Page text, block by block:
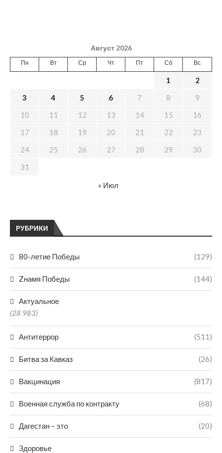
РУБРИКИ
80-летие Победы (129)
Zнамя Победы (144)
Актуальное
(28 983)
Антитеррор (511)
Битва за Кавказ (26)
Вакцинация (817)
Военная служба по контракту (68)
Дагестан – это (20)
Здоровье
Август 2026
Пн Вт Ср Чт Пт Сб Вс
1
2
3
4 5 6 7 8
9
10
11 12 13 14 15
16
17
18 19 20 21 22
23
24
25 26 27 28 29
30
31
« Июл